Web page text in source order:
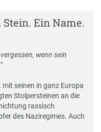
Ein Name.
wenn sein
seinen in ganz Europa
Stolpersteinen an die
rassisch
des Naziregimes. Auch